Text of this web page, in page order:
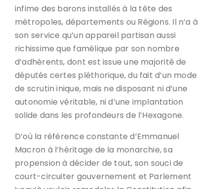
infime des barons installés à la tête des
métropoles, départements ou Régions. Il n’a à
son service qu’un appareil partisan aussi
richissime que famélique par son nombre
d’adhérents, dont est issue une majorité de
députés certes pléthorique, du fait d’un mode
de scrutin inique, mais ne disposant ni d’une
autonomie véritable, ni d’une implantation
solide dans les profondeurs de l’Hexagone.
D’où la référence constante d’Emmanuel
Macron à l’héritage de la monarchie, sa
propension à décider de tout, son souci de
court-circuiter gouvernement et Parlement